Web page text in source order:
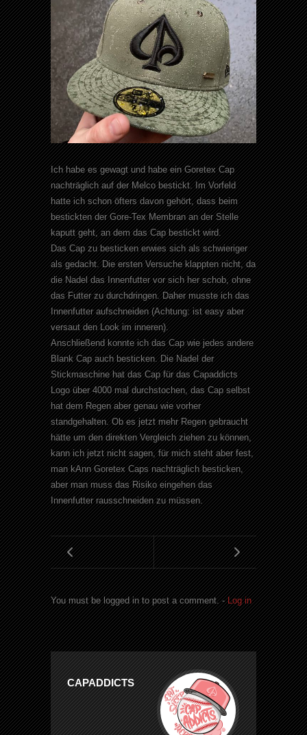
Ich habe es gewagt und habe ein Goretex Cap
nachträglich auf der Melco bestickt. Im Vorfeld
hatte ich schon öfters davon gehört, dass beim
bestickten der Gore-Tex Membran an der Stelle
kaputt geht, an dem das Cap bestickt wird.
Das Cap zu besticken erwies sich als schwieriger
als gedacht. Die ersten Versuche klappten nicht, da
die Nadel das Innenfutter vor sich her schob, ohne
das Futter zu durchdringen. Daher musste ich das
Innenfutter aufschneiden (Achtung: ist easy aber
versaut den Look im inneren).
Anschließend konnte ich das Cap wie jedes andere
Blank Cap auch besticken. Die Nadel der
Stickmaschine hat das Cap für das Capaddicts
Logo über 4000 mal durchstochen, das Cap selbst
hat dem Regen aber genau wie vorher
standgehalten. Ob es jetzt mehr Regen gebraucht
hätte um den direkten Vergleich ziehen zu können,
kann ich jetzt nicht sagen, für mich steht aber fest,
man kAnn Goretex Caps nachträglich besticken,
aber man muss das Risiko eingehen das
Innenfutter rausschneiden zu müssen.
You must be logged in to post a comment. -Log in
CAPADDICTS